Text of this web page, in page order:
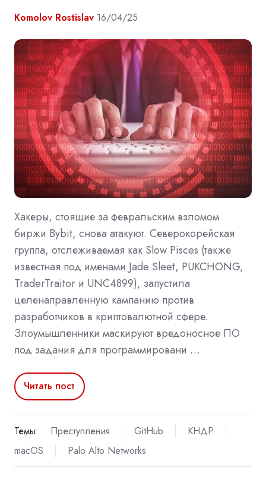
Komolov Rostislav 16/04/25
Хакеры, стоящие за февральским взломом
биржи Bybit, снова атакуют. Северокорейская
группа, отслеживаемая как Slow Pisces (также
известная под именами Jade Sleet, PUKCHONG,
TraderTraitor и UNC4899), запустила
целенаправленную кампанию против
разработчиков в криптовалютной сфере.
Злоумышленники маскируют вредоносное ПО
под задания для программировани …
Читать пост
Темы: Преступления GitHub
КНДР
macOS
Palo Alto Networks